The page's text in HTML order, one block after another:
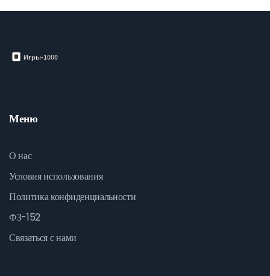
Меню
О нас
Условия использования
Политика конфиденциальности
ФЗ-152
Связаться с нами